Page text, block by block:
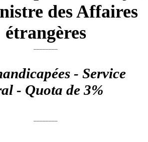
des Affaires
étrangères
- Service
- Quota de 3%